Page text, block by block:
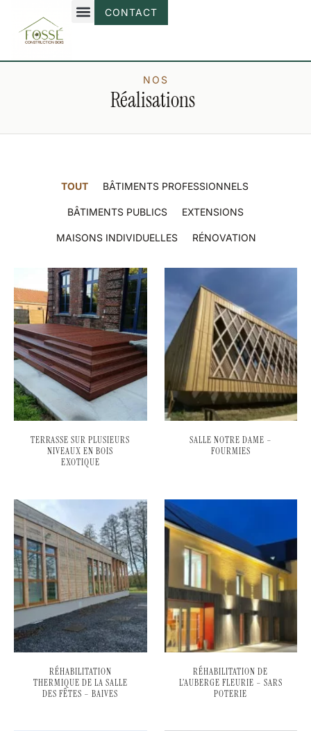
CONTACT
NOS
Réalisations
TOUT BÂTIMENTS PROFESSIONNELS
BÂTIMENTS PUBLICS EXTENSIONS
MAISONS INDIVIDUELLES RÉNOVATION
TERRASSE SUR PLUSIEURS
NIVEAUX EN BOIS
EXOTIQUE
SALLE NOTRE DAME –
FOURMIES
RÉHABILITATION
THERMIQUE DE LA SALLE
DES FÊTES – BAIVES
RÉHABILITATION DE
L’AUBERGE FLEURIE – SARS
POTERIE